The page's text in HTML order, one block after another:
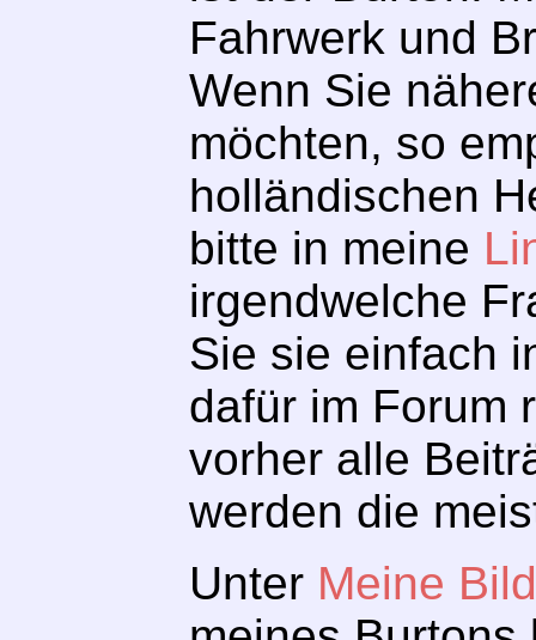
Fahrwerk und
Wenn Sie
möchten, so
holländischen
bitte in meine
irgendwelche
Sie sie einfach
dafür im Forum
vorher alle
werden die
Unter Meine